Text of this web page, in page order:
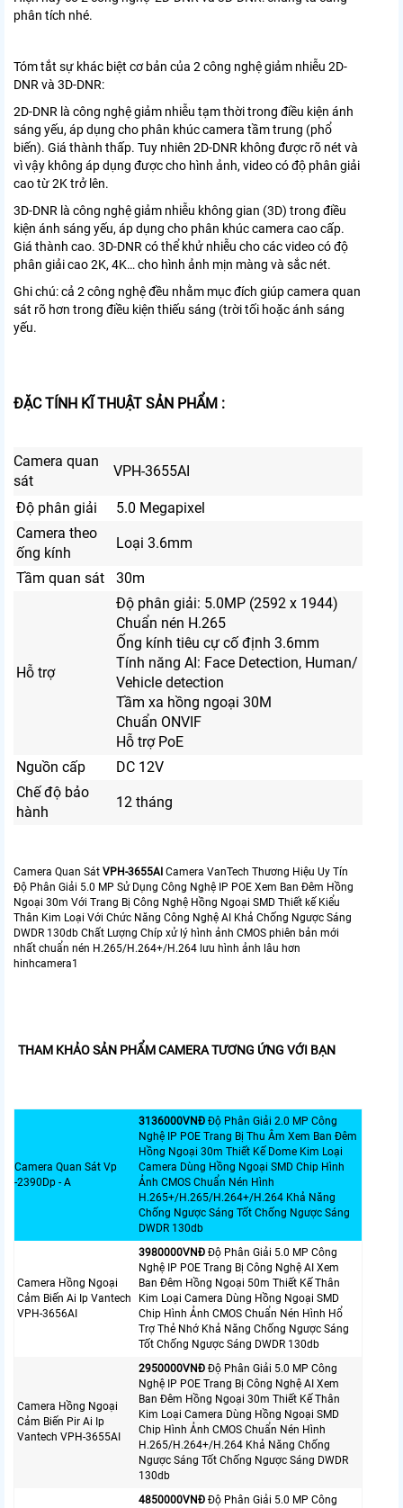
phân tích nhé.
Tóm tắt sự khác biệt cơ bản của 2 công nghệ giảm nhiễu 2D-
DNR và 3D-DNR:
2D-DNR là công nghệ giảm nhiễu tạm thời trong điều kiện ánh
sáng yếu, áp dụng cho phân khúc camera tầm trung (phổ
biến). Giá thành thấp. Tuy nhiên 2D-DNR không được rõ nét và
vì vậy không áp dụng được cho hình ảnh, video có độ phân giải
cao từ 2K trở lên.
3D-DNR là công nghệ giảm nhiễu không gian (3D) trong điều
kiện ánh sáng yếu, áp dụng cho phân khúc camera cao cấp.
Giá thành cao. 3D-DNR có thể khử nhiễu cho các video có độ
phân giải cao 2K, 4K… cho hình ảnh mịn màng và sắc nét.
Ghi chú: cả 2 công nghệ đều nhằm mục đích giúp camera quan
sát rõ hơn trong điều kiện thiếu sáng (trời tối hoặc ánh sáng
yếu.
ĐẶC TÍNH KĨ THUẬT SẢN PHẨM :
Camera quan
sát
VPH-3655AI
Độ phân giải
5.0 Megapixel
Camera theo
ống kính
Loại 3.6mm
Tầm quan sát 30m
Hỗ trợ
Độ phân giải: 5.0MP (2592 x 1944)
Chuẩn nén H.265
Ống kính tiêu cự cố định 3.6mm
Tính năng AI: Face Detection, Human/
Vehicle detection
Tầm xa hồng ngoại 30M
Chuẩn ONVIF
Hỗ trợ PoE
Nguồn cấp
DC 12V
Chế độ bảo
hành
12 tháng
Camera Quan Sát VPH-3655AI Camera VanTech Thương Hiệu Uy Tín
Độ Phân Giải 5.0 MP Sử Dụng Công Nghệ IP POE Xem Ban Đêm Hồng
Ngoại 30m Với Trang Bị Công Nghệ Hồng Ngoại SMD Thiết kế Kiểu
Thân Kim Loại Với Chức Năng Công Nghệ AI Khả Chống Ngược Sáng
DWDR 130db Chất Lượng Chíp xử lý hình ảnh CMOS phiên bản mới
nhất chuẩn nén H.265/H.264+/H.264 lưu hình ảnh lâu hơn
hinhcamera1
THAM KHẢO SẢN PHẨM CAMERA TƯƠNG ỨNG VỚI BẠN
Camera Quan Sát Vp
-2390Dp - A
3136000VNÐ Độ Phân Giải 2.0 MP Công
Nghệ IP POE Trang Bị Thu Âm Xem Ban Đêm
Hồng Ngoại 30m Thiết Kế Dome Kim Loại
Camera Dùng Hồng Ngoại SMD Chip Hình
Ảnh CMOS Chuẩn Nén Hình
H.265+/H.265/H.264+/H.264 Khả Năng
Chống Ngược Sáng Tốt Chống Ngược Sáng
DWDR 130db
Camera Hồng Ngoại
Cảm Biến Ai Ip Vantech
VPH-3656AI
3980000VNÐ Độ Phân Giải 5.0 MP Công
Nghệ IP POE Trang Bị Công Nghệ AI Xem
Ban Đêm Hồng Ngoại 50m Thiết Kế Thân
Kim Loại Camera Dùng Hồng Ngoại SMD
Chip Hình Ảnh CMOS Chuẩn Nén Hình Hổ
Trợ Thẻ Nhớ Khả Năng Chống Ngược Sáng
Tốt Chống Ngược Sáng DWDR 130db
Camera Hồng Ngoại
Cảm Biến Pir Ai Ip
Vantech VPH-3655AI
2950000VNÐ Độ Phân Giải 5.0 MP Công
Nghệ IP POE Trang Bị Công Nghệ AI Xem
Ban Đêm Hồng Ngoại 30m Thiết Kế Thân
Kim Loại Camera Dùng Hồng Ngoại SMD
Chip Hình Ảnh CMOS Chuẩn Nén Hình
H.265/H.264+/H.264 Khả Năng Chống
Ngược Sáng Tốt Chống Ngược Sáng DWDR
130db
4850000VNÐ Độ Phân Giải 5.0 MP Công